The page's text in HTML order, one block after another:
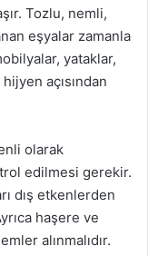
Tozlu, nemli,
eşyalar zamanla
yataklar,
açısından
olarak
edilmesi gerekir.
dış etkenlerden
haşere ve
alınmalıdır.